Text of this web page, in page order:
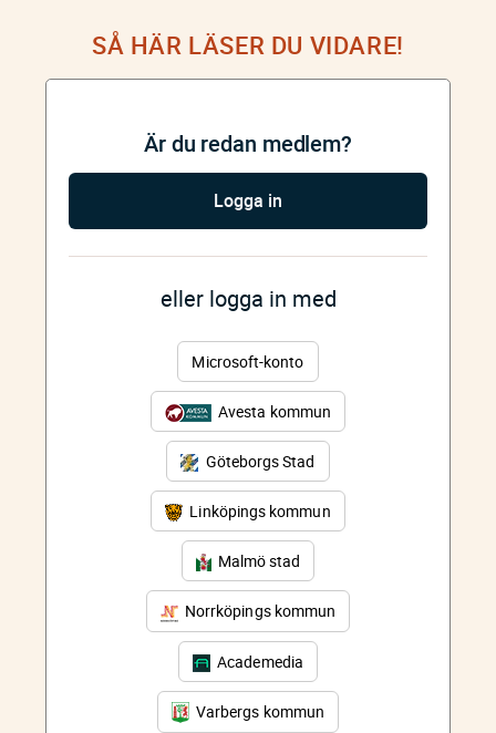
SÅ HÄR LÄSER DU VIDARE!
Är du redan medlem?
Logga in
eller logga in med
Microsoft-konto
Avesta kommun
Göteborgs Stad
Linköpings kommun
Malmö stad
Norrköpings kommun
Academedia
Varbergs kommun